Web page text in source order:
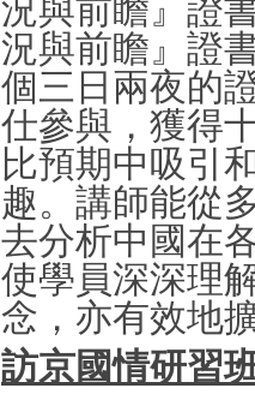
況與前瞻』證
個三日兩夜的
仕參與，獲得
比預期中吸引
趣。講師能從
去分析中國在
使學員深深理
念，亦有效地
訪京國情研習